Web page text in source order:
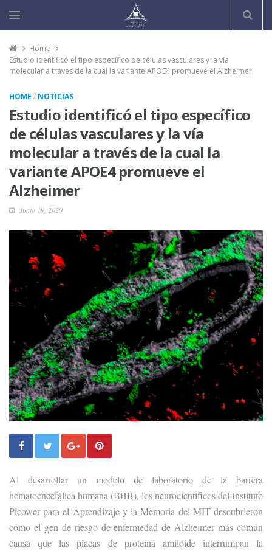
Home
Estudio identificó el tipo específico de células vasculares y la vía
molecular a través de la cual la variante APOE4 promueve el Alzheimer
HOME / NOTICIAS
Estudio identificó el tipo específico
de células vasculares y la vía
molecular a través de la cual la
variante APOE4 promueve el
Alzheimer
Junio 19, 2020
Al desarrollar un modelo de laboratorio de la barrera
hematoencefálica humana (BBB), los neurocientíficos del Instituto
Picower para el Aprendizaje y la Memoria del MIT descubrieron
cómo el gen de riesgo de enfermedad de Alzheimer más común
causa que las placas de proteína amiloide interrumpan la